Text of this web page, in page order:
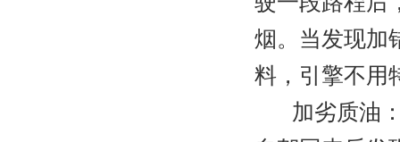
烟。当发现加
料，引擎不用
加劣质油：